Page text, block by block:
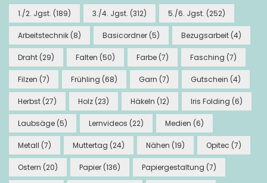
1./2. Jgst. (189) 3./4. Jgst. (312) 5./6. Jgst. (252)
Arbeitstechnik (8) Basicordner (5) Bezugsarbeit (4)
Draht (29) Falten (50) Farbe (7) Fasching (7)
Filzen (7) Frühling (68) Garn (7) Gutschein (4)
Herbst (27) Holz (23) Häkeln (12) Iris Folding (6)
Laubsäge (5) Lernvideos (22) Medien (6)
Metall (7) Muttertag (24) Nähen (19) Opitec (7)
Ostern (20) Papier (136) Papiergestaltung (7)